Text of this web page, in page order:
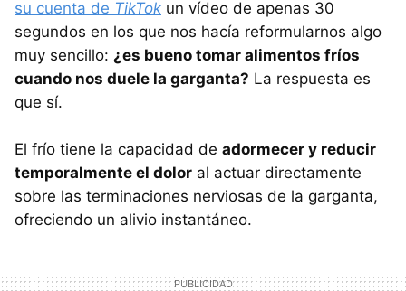
su cuenta de TikTok un vídeo de apenas 30
segundos en los que nos hacía reformularnos algo
muy sencillo: ¿es bueno tomar alimentos fríos
cuando nos duele la garganta? La respuesta es
que sí.
El frío tiene la capacidad de adormecer y reducir
temporalmente el dolor al actuar directamente
sobre las terminaciones nerviosas de la garganta,
ofreciendo un alivio instantáneo.